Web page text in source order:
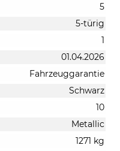
5
5-türig
1
01.04.2026
Fahrzeuggarantie
Schwarz
10
Metallic
1271 kg